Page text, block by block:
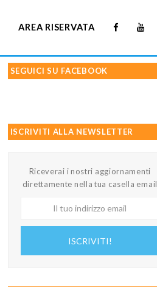
AREA RISERVATA
SEGUICI SU FACEBOOK
ISCRIVITI ALLA NEWSLETTER
Riceverai i nostri aggiornamenti
direttamente nella tua casella email
ISCRIVITI!